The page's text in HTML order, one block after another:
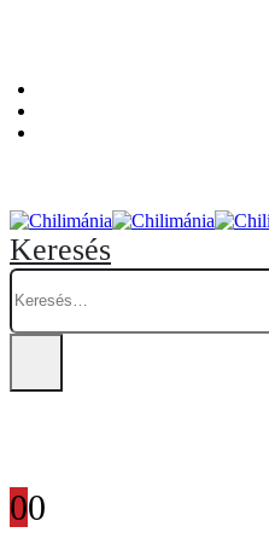
Személyes átvételi pont: Budapest,
Keresés
00